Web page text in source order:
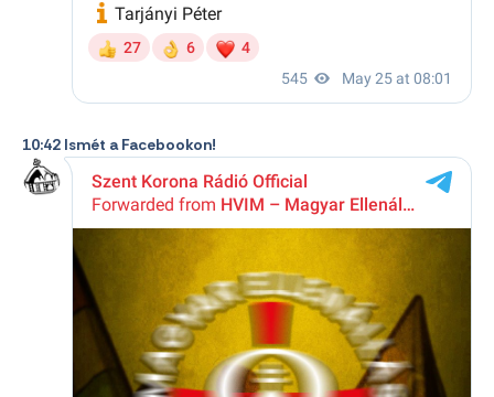
10:42 Ismét a Facebookon!